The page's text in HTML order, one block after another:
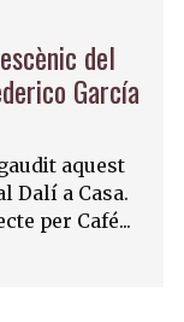
del
García
aquest
Dalí a Casa.
per Café...